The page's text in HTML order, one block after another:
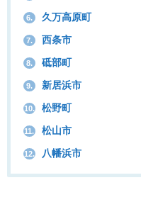
6. 久万高原町
7. 西条市
8. 砥部町
9. 新居浜市
10. 松野町
11. 松山市
12. 八幡浜市